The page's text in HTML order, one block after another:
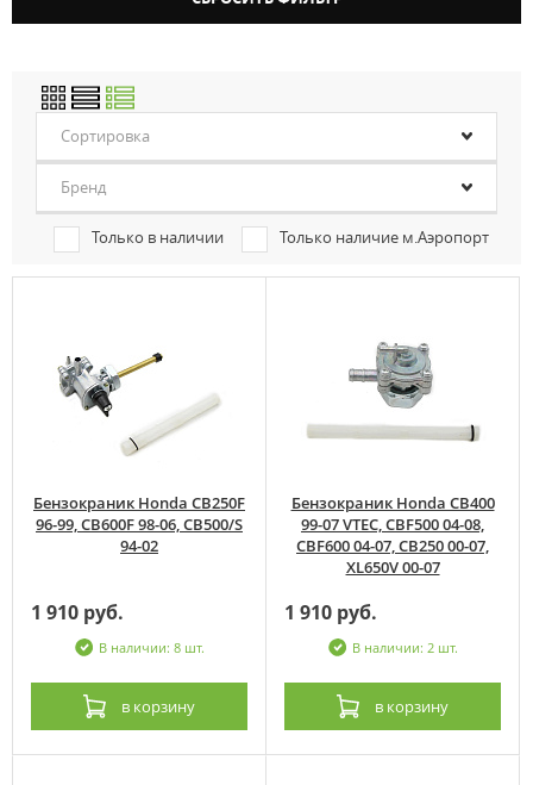
Сортировка
Бренд
Только в наличии Только наличие м.Аэропорт
Бензокраник Honda CB250F
96-99, CB600F 98-06, CB500/S
94-02
1 910 руб.
В наличии: 8 шт.
в корзину
Бензокраник Honda CB400
99-07 VTEC, CBF500 04-08,
CBF600 04-07, CB250 00-07,
XL650V 00-07
1 910 руб.
В наличии: 2 шт.
в корзину